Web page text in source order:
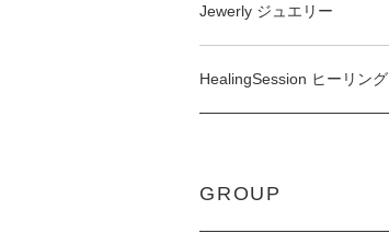
Jewerly ジュエリー
HealingSession ヒーリング
GROUP